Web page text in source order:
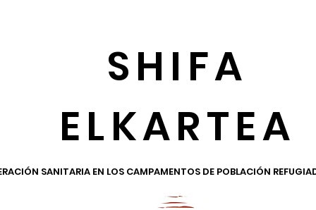
SHIFA
ELKARTEA
SANITARIA EN LOS CAMPAMENTOS DE POBLACIÓN